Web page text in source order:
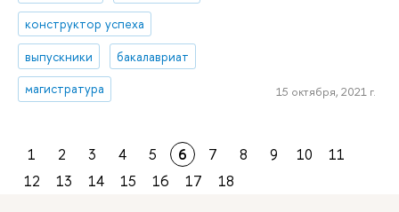
конструктор успеха
выпускники
бакалавриат
магистратура
15 октября, 2021 г.
1 2 3 4 5 6 7 8 9 10
11
12
13 14 15 16 17 18